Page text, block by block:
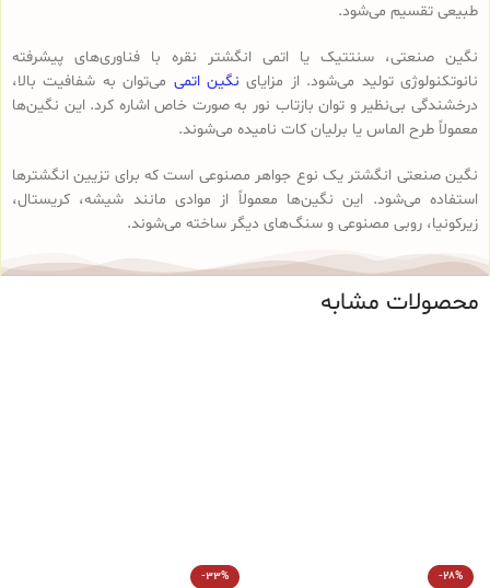
طبیعی تقسیم می‌شود.
نگین صنعتی، سنتتیک یا اتمی انگشتر نقره با فناوری‌های پیشرفته
نانوتکنولوژی تولید می‌شود. از مزایای نگین اتمی می‌توان به شفافیت بالا،
درخشندگی بی‌نظیر و توان بازتاب نور به صورت خاص اشاره کرد. این نگین‌ها
معمولاً طرح الماس یا برلیان کات نامیده می‌شوند.
نگین صنعتی انگشتر یک نوع جواهر مصنوعی است که برای تزیین انگشترها
استفاده می‌شود. این نگین‌ها معمولاً از موادی مانند شیشه، کریستال،
زیرکونیا، روبی مصنوعی و سنگ‌های دیگر ساخته می‌شوند.
محصولات مشابه
-28%
-33%